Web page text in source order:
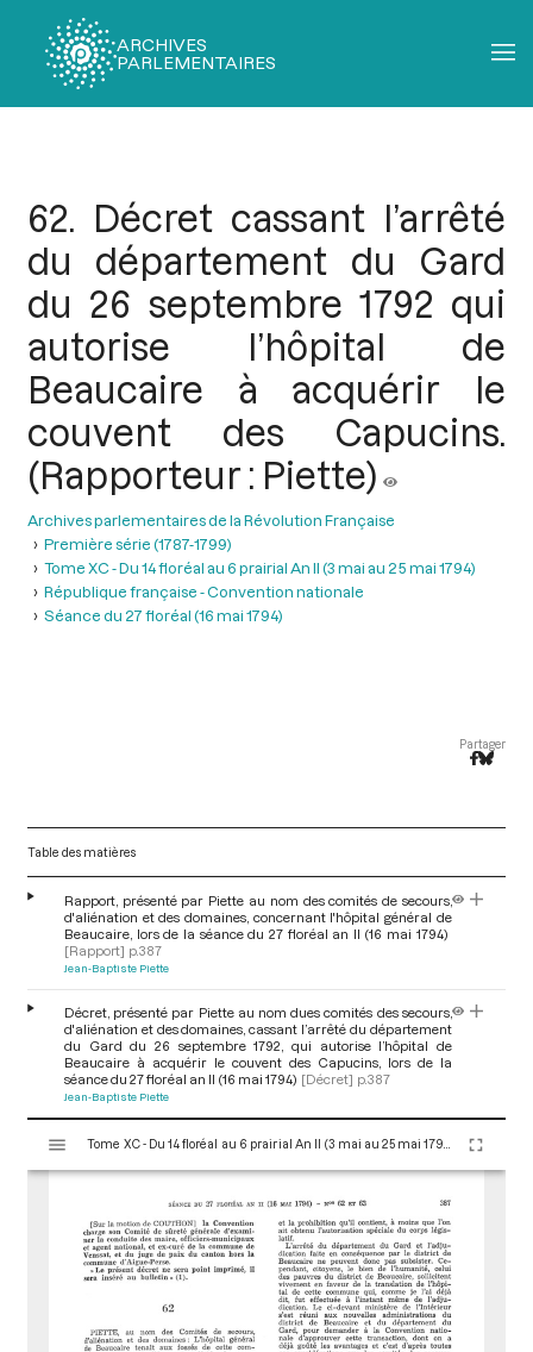
ARCHIVES
PARLEMENTAIRES
62. Décret cassant l’arrêté
du département du Gard
du 26 septembre 1792 qui
autorise l’hôpital de
Beaucaire à acquérir le
couvent des Capucins.
(Rapporteur : Piette)
Archives parlementaires de la Révolution Française
Première série (1787-1799)
Tome XC - Du 14 floréal au 6 prairial An II (3 mai au 25 mai 1794)
République française - Convention nationale
Séance du 27 floréal (16 mai 1794)
Partager
Table des matières
Rapport, présenté par Piette au nom des comités de secours,
d'aliénation et des domaines, concernant l'hôpital général de
Beaucaire, lors de la séance du 27 floréal an II (16 mai 1794)
[Rapport] p.387
Jean-Baptiste Piette
Décret, présenté par Piette au nom dues comités des secours,
d'aliénation et des domaines, cassant l’arrêté du département
du Gard du 26 septembre 1792, qui autorise l’hôpital de
Beaucaire à acquérir le couvent des Capucins, lors de la
séance du 27 floréal an II (16 mai 1794) [Décret] p.387
Jean-Baptiste Piette
s